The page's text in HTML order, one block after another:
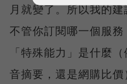
月就變了。所以我的
不管你訂閱哪一個服
「特殊能力」是什麼
音摘要，還是網購比